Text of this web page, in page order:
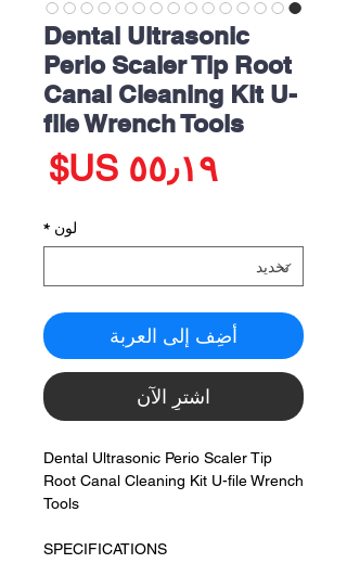
Dental Ultrasonic
Perio Scaler Tip Root
Canal Cleaning Kit U-
file Wrench Tools
لون *
أضِف إلى العربة
اشترِ الآن
Dental Ultrasonic Perio Scaler Tip
Root Canal Cleaning Kit U-file Wrench
Tools
SPECIFICATIONS